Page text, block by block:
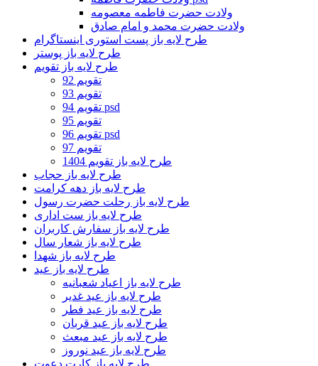
ولادت حضرت فاطمه معصومه
ولادت حضرت محمد و امام صادق
طرح لایه باز پست استوری اینستاگرام
طرح لایه باز پوستر
طرح لایه باز تقویم
تقویم 92
تقویم 93
تقویم 94 psd
تقویم 95
تقویم 96 psd
تقویم 97
طرح لایه باز تقویم 1404
طرح لایه باز حجاب
طرح لایه باز دهه کرامت
طرح لایه باز رحلت حضرت رسول
طرح لایه باز ست اداری
طرح لایه باز سفارش کاربران
طرح لایه باز شعار سال
طرح لایه باز شهدا
طرح لایه باز عید
طرح لایه باز اعیاد شعبانیه
طرح لایه باز عید غدیر
طرح لایه باز عید فطر
طرح لایه باز عید قربان
طرح لایه باز عید مبعث
طرح لایه باز عید نوروز